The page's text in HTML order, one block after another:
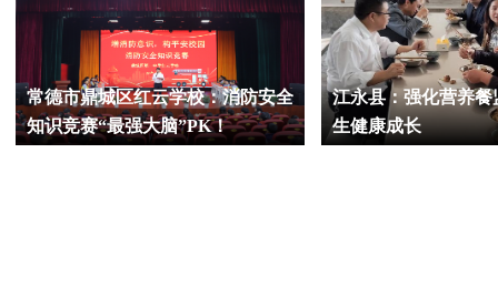
常德市鼎城区红云学校：消防安全
知识竞赛“最强大脑”PK！
江永县：强化营养餐
生健康成长